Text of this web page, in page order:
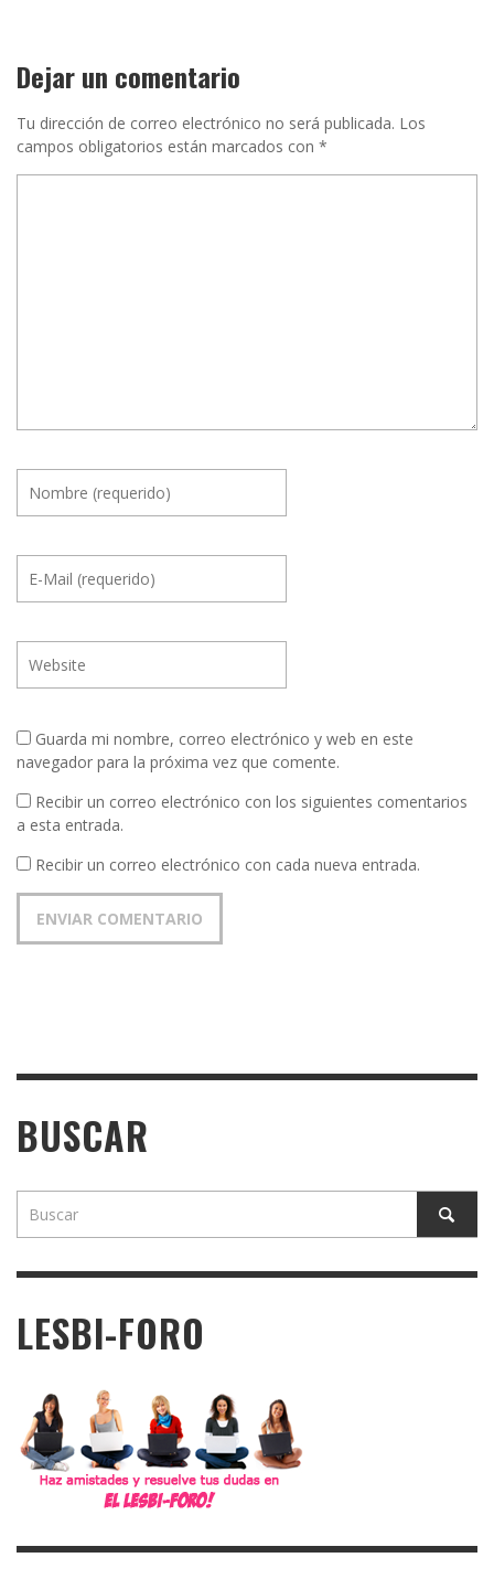
Dejar un comentario
Tu dirección de correo electrónico no será publicada. Los
campos obligatorios están marcados con *
Guarda mi nombre, correo electrónico y web en este
navegador para la próxima vez que comente.
Recibir un correo electrónico con los siguientes comentarios
a esta entrada.
Recibir un correo electrónico con cada nueva entrada.
BUSCAR
LESBI-FORO